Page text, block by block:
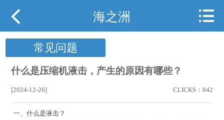
产品展示
行业案例
 海之洲 
常见问题
什么是压缩机液击，产生的原因有哪些？
CLICKS：842
[2024-12-26]
一、什么是液击？